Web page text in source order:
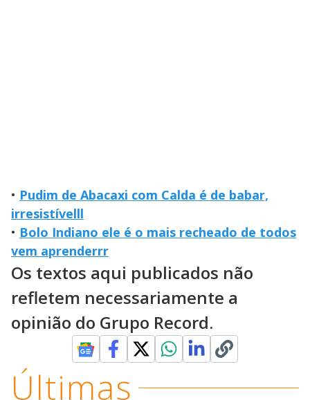
• Pudim de Abacaxi com Calda é de babar,
irresistívelll
• Bolo Indiano ele é o mais recheado de todos
vem aprenderrr
Os textos aqui publicados não
refletem necessariamente a
opinião do Grupo Record.
Últimas